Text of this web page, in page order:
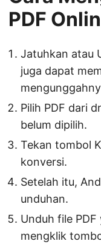
PDF
Jatuhkan atau
juga dapat
Pilih PDF dari
belum dipilih.
Tekan tombol
konversi.
Setelah itu,
unduhan.
Unduh file
mengklik